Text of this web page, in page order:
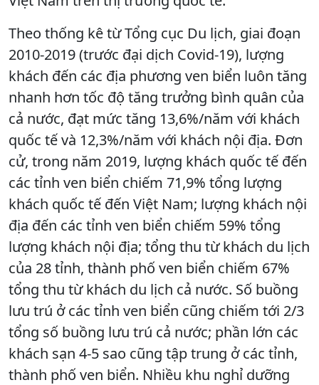
Theo thống kê từ Tổng cục Du lịch, giai đoạn
2010-2019 (trước đại dịch Covid-19), lượng
khách đến các địa phương ven biển luôn tăng
nhanh hơn tốc độ tăng trưởng bình quân của
cả nước, đạt mức tăng 13,6%/năm với khách
quốc tế và 12,3%/năm với khách nội địa. Đơn
cử, trong năm 2019, lượng khách quốc tế đến
các tỉnh ven biển chiếm 71,9% tổng lượng
khách quốc tế đến Việt Nam; lượng khách nội
địa đến các tỉnh ven biển chiếm 59% tổng
lượng khách nội địa; tổng thu từ khách du lịch
của 28 tỉnh, thành phố ven biển chiếm 67%
tổng thu từ khách du lịch cả nước. Số buồng
lưu trú ở các tỉnh ven biển cũng chiếm tới 2/3
tổng số buồng lưu trú cả nước; phần lớn các
khách sạn 4-5 sao cũng tập trung ở các tỉnh,
thành phố ven biển. Nhiều khu nghỉ dưỡng